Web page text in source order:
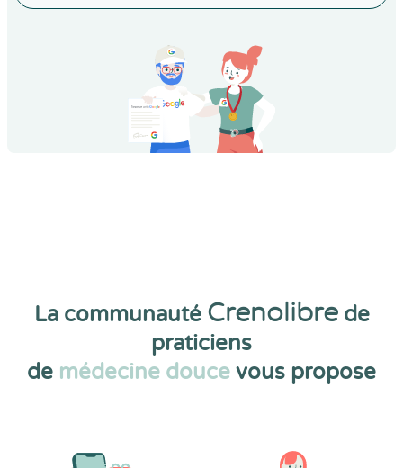
La communauté Crenolibrede
praticiens
de médecine douce vous propose